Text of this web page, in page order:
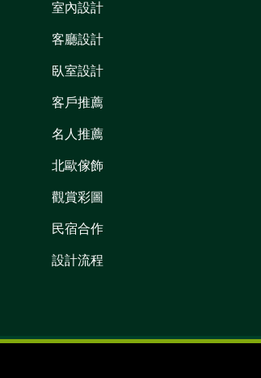
室內設計
客廳設計
臥室設計
客戶推薦
名人推薦
北歐傢飾
觀賞彩圖
民宿合作
設計流程